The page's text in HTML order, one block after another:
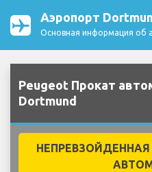
Аэропорт
Основная информация об
Peugeot Прокат
Dortmund